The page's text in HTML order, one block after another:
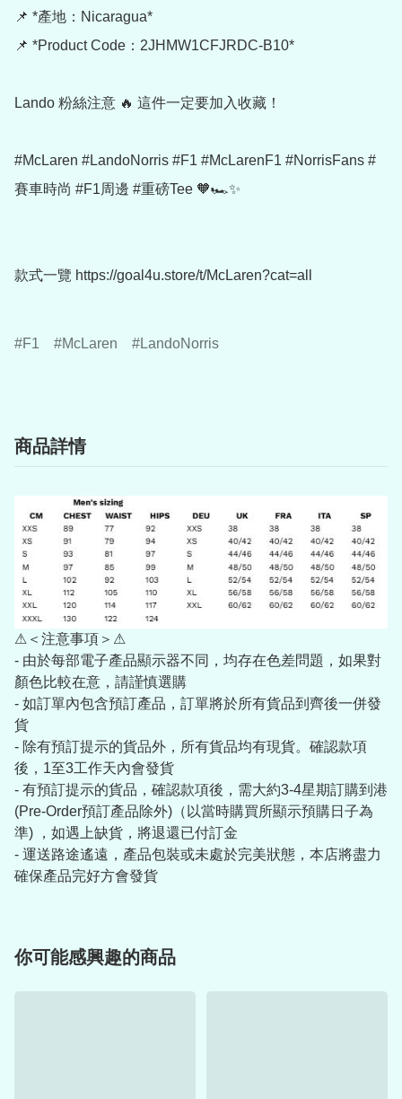
📌 *產地：Nicaragua*
📌 *Product Code：2JHMW1CFJRDC-B10*
Lando 粉絲注意 🔥 這件一定要加入收藏！
#McLaren #LandoNorris #F1 #McLarenF1 #NorrisFans #
賽車時尚 #F1周邊 #重磅Tee 🧡🏎️✨
款式一覽 https://goal4u.store/t/McLaren?cat=all
F1 McLaren LandoNorris
商品詳情
⚠＜注意事項＞⚠
- 由於每部電子產品顯示器不同，均存在色差問題，如果對
顏色比較在意，請謹慎選購
- 如訂單內包含預訂產品，訂單將於所有貨品到齊後一併發
貨
- 除有預訂提示的貨品外，所有貨品均有現貨。確認款項
後，1至3工作天內會發貨
- 有預訂提示的貨品，確認款項後，需大約3-4星期訂購到港
(Pre-Order預訂產品除外)（以當時購買所顯示預購日子為
準) ，如遇上缺貨，將退還已付訂金
- 運送路途遙遠，產品包裝或未處於完美狀態，本店將盡力
確保產品完好方會發貨
你可能感興趣的商品